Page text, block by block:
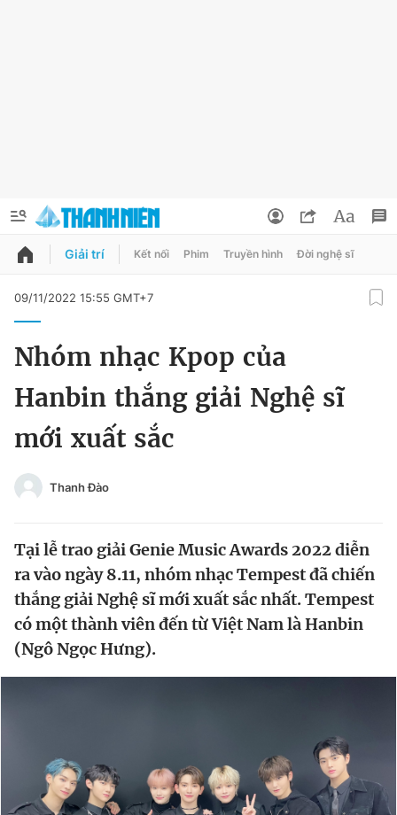
QUẢNG CÁO
Chuyên mục khác
Video Magazine
Sản phẩm khác
Đổi mật khẩu
Tin đã lưu
Tin đã xem
Đăng xuất
Giải trí Kết nối Phim Truyền hình Đời nghệ sĩ
09/11/2022 15:55 GMT+7
Nhóm nhạc Kpop của
Hanbin thắng giải Nghệ sĩ
mới xuất sắc
Thanh Đào
Tại lễ trao giải Genie Music Awards 2022 diễn
ra vào ngày 8.11, nhóm nhạc Tempest đã chiến
thắng giải Nghệ sĩ mới xuất sắc nhất. Tempest
có một thành viên đến từ Việt Nam là Hanbin
(Ngô Ngọc Hưng).